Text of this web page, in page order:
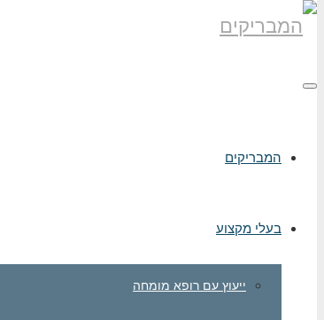
תפריט
המבריקים
בעלי מקצוע
ייעוץ עם רופא מומחה